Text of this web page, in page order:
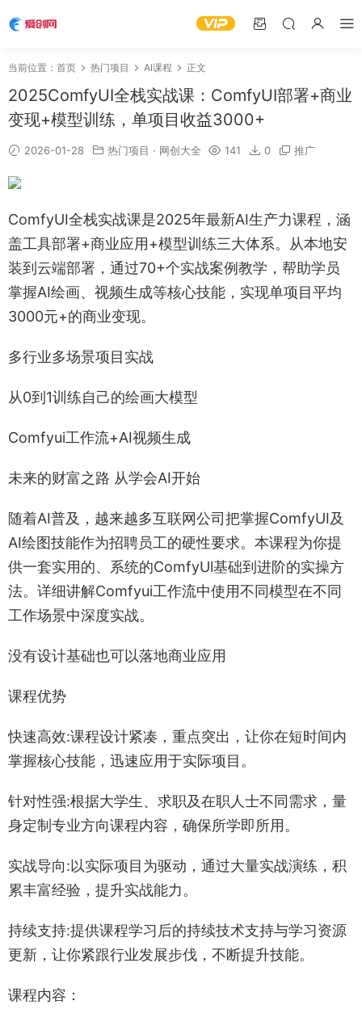
当前位置： 首页 热门项目 AI课程 正文
2025ComfyUI全栈实战课：ComfyUI部署+商业
变现+模型训练，单项目收益3000+
2026-01-28 热门项目 · 网创大全 141 0 推广
ComfyUI全栈实战课是2025年最新AI生产力课程，涵
盖工具部署+商业应用+模型训练三大体系。从本地安
装到云端部署，通过70+个实战案例教学，帮助学员
掌握AI绘画、视频生成等核心技能，实现单项目平均
3000元+的商业变现。
多行业多场景项目实战
从0到1训练自己的绘画大模型
Comfyui工作流+AI视频生成
未来的财富之路 从学会AI开始
随着AI普及，越来越多互联网公司把掌握ComfyUI及
AI绘图技能作为招聘员工的硬性要求。本课程为你提
供一套实用的、系统的ComfyUl基础到进阶的实操方
法。详细讲解Comfyui工作流中使用不同模型在不同
工作场景中深度实战。
没有设计基础也可以落地商业应用
课程优势
快速高效:课程设计紧凑，重点突出，让你在短时间内
掌握核心技能，迅速应用于实际项目。
针对性强:根据大学生、求职及在职人士不同需求，量
身定制专业方向课程内容，确保所学即所用。
实战导向:以实际项目为驱动，通过大量实战演练，积
累丰富经验，提升实战能力。
持续支持:提供课程学习后的持续技术支持与学习资源
更新，让你紧跟行业发展步伐，不断提升技能。
课程内容：